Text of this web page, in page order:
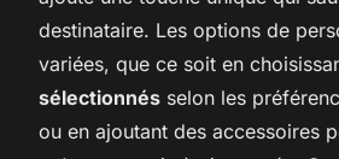
destinataire. Les options de
variées, que ce soit en
sélectionnés selon les
ou en ajoutant des accessoires